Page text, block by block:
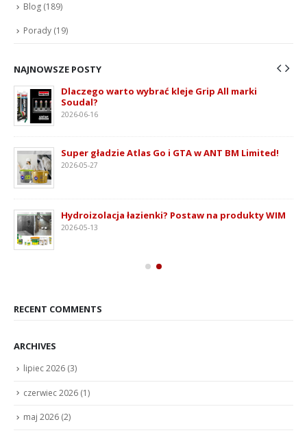
Blog (189)
Porady (19)
NAJNOWSZE POSTY
Dlaczego warto wybrać kleje Grip All marki
Soudal?
2026-06-16
Super gładzie Atlas Go i GTA w ANT BM Limited!
2026-05-27
Hydroizolacja łazienki? Postaw na produkty WIM
2026-05-13
RECENT COMMENTS
ARCHIVES
lipiec 2026 (3)
czerwiec 2026 (1)
maj 2026 (2)